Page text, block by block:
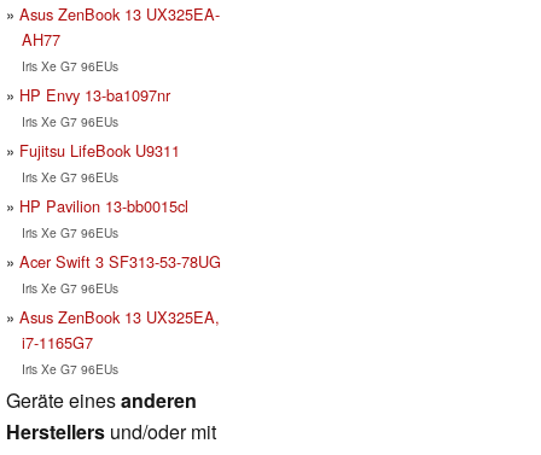
Asus ZenBook 13 UX325EA-
AH77
Iris Xe G7 96EUs
HP Envy 13-ba1097nr
Iris Xe G7 96EUs
Fujitsu LifeBook U9311
Iris Xe G7 96EUs
HP Pavilion 13-bb0015cl
Iris Xe G7 96EUs
Acer Swift 3 SF313-53-78UG
Iris Xe G7 96EUs
Asus ZenBook 13 UX325EA,
i7-1165G7
Iris Xe G7 96EUs
Geräte einesanderen
Herstellers und/oder mit